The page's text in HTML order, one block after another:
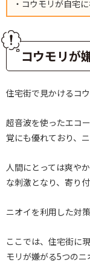
・コウモリが自宅
コウモリが
住宅街で見かけるコ
超音波を使ったエコ
覚にも優れており、
人間にとっては爽や
な刺激となり、寄り
ニオイを利用した対
ここでは、住宅街に
モリが嫌がる5つのニ